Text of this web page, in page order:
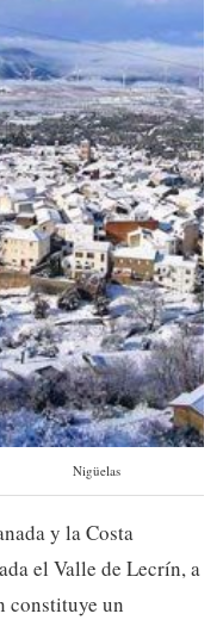
Nigüelas
y la Costa
el Valle de Lecrín, a
constituye un